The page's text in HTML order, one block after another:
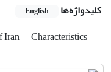
کلیدواژه‌ها English
Iran
Characteristics